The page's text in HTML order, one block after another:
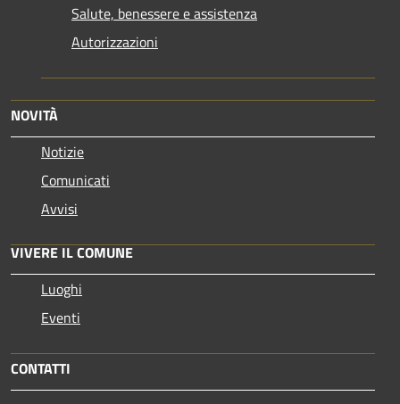
Salute, benessere e assistenza
Autorizzazioni
NOVITÀ
Notizie
Comunicati
Avvisi
VIVERE IL COMUNE
Luoghi
Eventi
CONTATTI